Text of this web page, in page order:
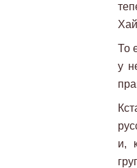
То
у
и,